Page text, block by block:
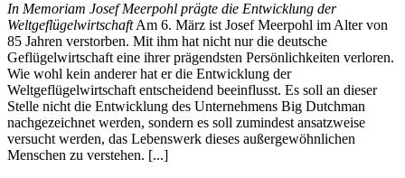
In Memoriam Josef Meerpohl prägte die Entwicklung der
WeltgeflügelwirtschaftAm 6. März ist Josef Meerpohl im Alter von
85 Jahren verstorben. Mit ihm hat nicht nur die deutsche
Geflügelwirtschaft eine ihrer prägendsten Persönlichkeiten verloren.
Wie wohl kein anderer hat er die Entwicklung der
Weltgeflügelwirtschaft entscheidend beeinflusst. Es soll an dieser
Stelle nicht die Entwicklung des Unternehmens Big Dutchman
nachgezeichnet werden, sondern es soll zumindest ansatzweise
versucht werden, das Lebenswerk dieses außergewöhnlichen
Menschen zu verstehen. [...]